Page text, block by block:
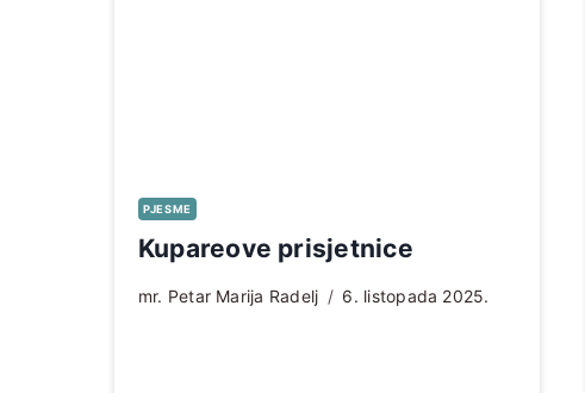
PJESME
Kupareove prisjetnice
mr. Petar Marija Radelj 6. listopada 2025.